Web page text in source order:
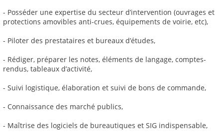
- Posséder une expertise du secteur d’intervention (ouvrages et
protections amovibles anti-crues, équipements de voirie, etc),
- Piloter des prestataires et bureaux d’études,
- Rédiger, préparer les notes, éléments de langage, comptes-
rendus, tableaux d’activité,
- Suivi logistique, élaboration et suivi de bons de commande,
- Connaissance des marché publics,
- Maîtrise des logiciels de bureautiques et SIG indispensable,